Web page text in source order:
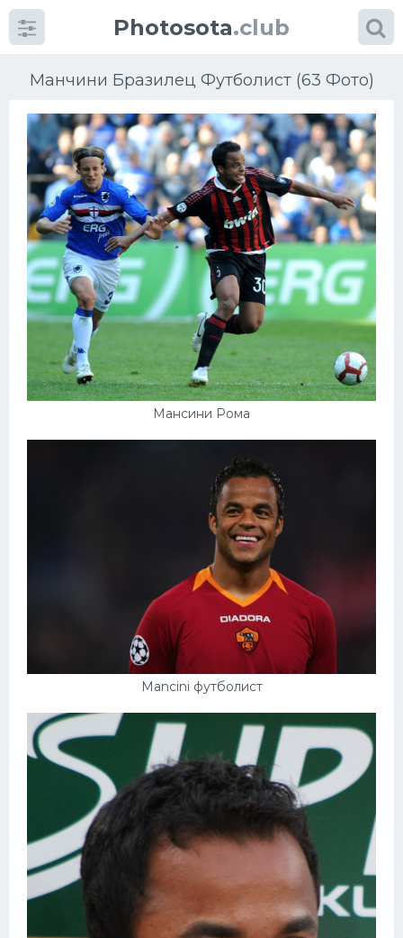
Photosota.club
Манчини Бразилец Футболист (63 Фото)
Мансини Рома
Mancini футболист
КатегорииФото
Еще картинки...
Футбол
Баскетбол
Хоккей
Велогонки